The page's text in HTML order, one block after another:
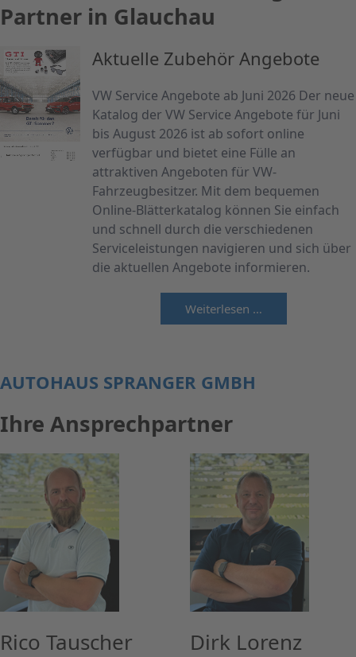
Partner in Glauchau
Aktuelle Zubehör Angebote
VW Service Angebote ab Juni 2026 Der neue
Katalog der VW Service Angebote für Juni
bis August 2026 ist ab sofort online
verfügbar und bietet eine Fülle an
attraktiven Angeboten für VW-
Fahrzeugbesitzer. Mit dem bequemen
Online-Blätterkatalog können Sie einfach
und schnell durch die verschiedenen
Serviceleistungen navigieren und sich über
die aktuellen Angebote informieren.
Weiterlesen …
AUTOHAUS SPRANGER GMBH
Ihre Ansprechpartner
Rico Tauscher Dirk Lorenz